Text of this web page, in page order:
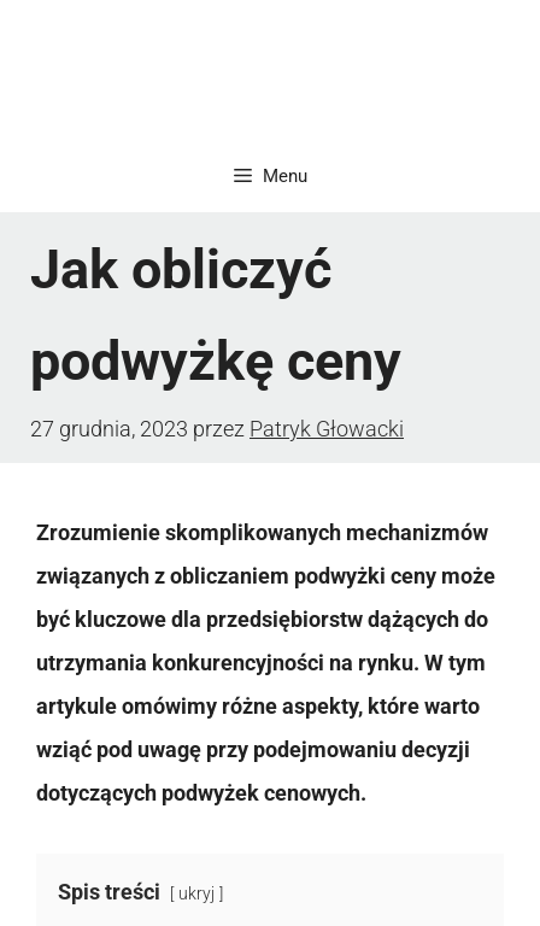
Menu
Jak obliczyć
podwyżkę ceny
27 grudnia, 2023 przez Patryk Głowacki
Zrozumienie skomplikowanych mechanizmów
związanych z obliczaniem podwyżki ceny może
być kluczowe dla przedsiębiorstw dążących do
utrzymania konkurencyjności na rynku. W tym
artykule omówimy różne aspekty, które warto
wziąć pod uwagę przy podejmowaniu decyzji
dotyczących podwyżek cenowych.
Spis treści ukryj